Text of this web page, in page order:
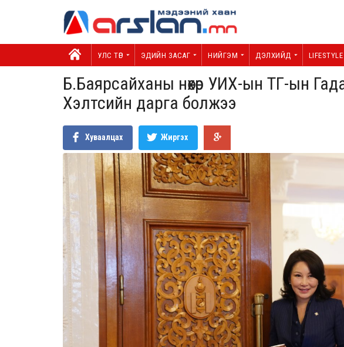
УЛС ТӨР ЭДИЙН ЗАСАГ НИЙГЭМ ДЭЛХИЙД LIFESTYLE
Б.Баярсайханы нөхөр УИХ-ын ТГ-ын
Хэлтсийн дарга болжээ
Хуваалцах Жиргэх